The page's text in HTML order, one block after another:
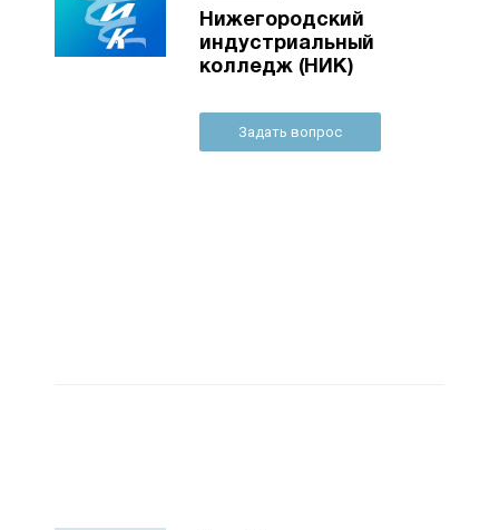
Нижегородский
индустриальный
колледж (НИК)
Задать вопрос